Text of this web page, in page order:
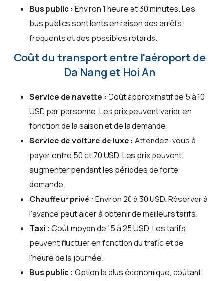
Bus public : Environ 1 heure et 30 minutes. Les
bus publics sont lents en raison des arrêts
fréquents et des possibles retards.
Coût du transport entre l'aéroport de
Da Nang et Hoi An
Service de navette : Coût approximatif de 5 à 10
USD par personne. Les prix peuvent varier en
fonction de la saison et de la demande.
Service de voiture de luxe : Attendez-vous à
payer entre 50 et 70 USD. Les prix peuvent
augmenter pendant les périodes de forte
demande.
Chauffeur privé : Environ 20 à 30 USD. Réserver à
l'avance peut aider à obtenir de meilleurs tarifs.
Taxi : Coût moyen de 15 à 25 USD. Les tarifs
peuvent fluctuer en fonction du trafic et de
l'heure de la journée.
Bus public : Option la plus économique, coûtant